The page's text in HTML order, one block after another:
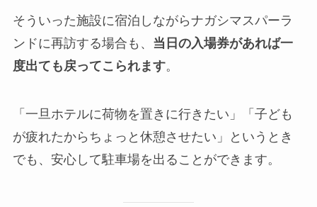
そういった施設に宿泊しながらナガシマスパーラ
ンドに再訪する場合も、 当日の入場券があれば一
度出ても戻ってこられます。
「一旦ホテルに荷物を置きに行きたい」「子ども
が疲れたからちょっと休憩させたい」というとき
でも、安心して駐車場を出ることができます。